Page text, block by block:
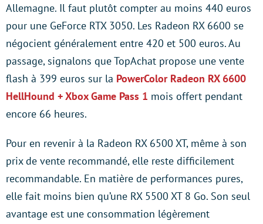
Allemagne. Il faut plutôt compter au moins 440 euros
pour une GeForce RTX 3050. Les Radeon RX 6600 se
négocient généralement entre 420 et 500 euros. Au
passage, signalons que TopAchat propose une vente
flash à 399 euros sur la PowerColor Radeon RX 6600
HellHound + Xbox Game Pass 1 mois offert pendant
encore 66 heures.
Pour en revenir à la Radeon RX 6500 XT, même à son
prix de vente recommandé, elle reste difficilement
recommandable. En matière de performances pures,
elle fait moins bien qu’une RX 5500 XT 8 Go. Son seul
avantage est une consommation légèrement